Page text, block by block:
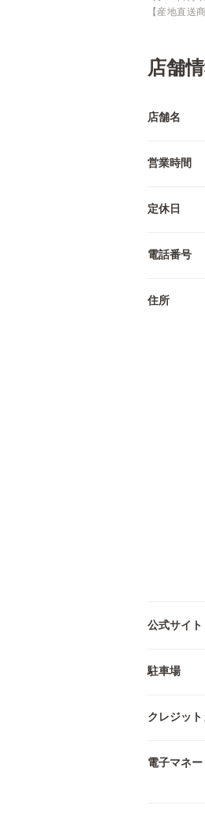
【産地直送
店舗
店舗名
営業時間
定休日
電話番号
住所
公式サイト
駐車場
クレジッ
電子マネー